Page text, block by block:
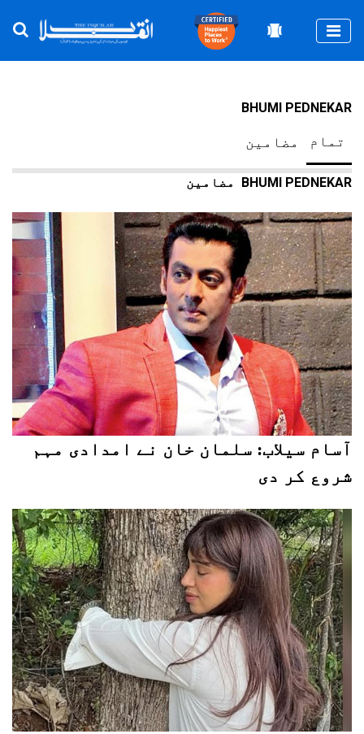
BHUMI PEDNEKAR
مضامین تمام
BHUMI PEDNEKAR
آسام سیلاب: سلمان خان نے امدادی مہم
شروع کر دی